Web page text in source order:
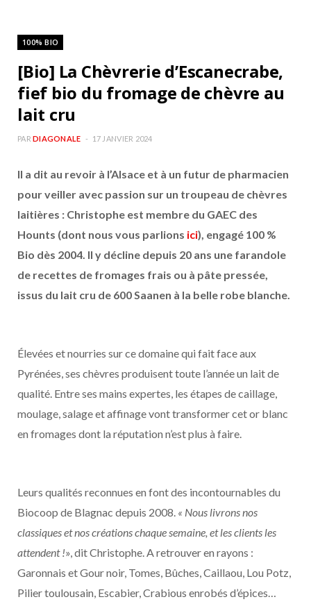
100% BIO
[Bio] La Chèvrerie d’Escanecrabe,
fief bio du fromage de chèvre au
lait cru
PAR DIAGONALE 17 JANVIER 2024
Il a dit au revoir à l’Alsace et à un futur de pharmacien
pour veiller avec passion sur un troupeau de chèvres
laitières : Christophe est membre du GAEC des
Hounts (dont nous vous parlions ici), engagé 100 %
Bio dès 2004. Il y décline depuis 20 ans une farandole
de recettes de fromages frais ou à pâte pressée,
issus du lait cru de 600 Saanen à la belle robe blanche.
Élevées et nourries sur ce domaine qui fait face aux
Pyrénées, ses chèvres produisent toute l’année un lait de
qualité. Entre ses mains expertes, les étapes de caillage,
moulage, salage et affinage vont transformer cet or blanc
en fromages dont la réputation n’est plus à faire.
Leurs qualités reconnues en font des incontournables du
Biocoop de Blagnac depuis 2008. « Nous livrons nos
classiques et nos créations chaque semaine, et les clients les
attendent !», dit Christophe. A retrouver en rayons :
Garonnais et Gour noir, Tomes, Bûches, Caillaou, Lou Potz,
Pilier toulousain, Escabier, Crabious enrobés d’épices…